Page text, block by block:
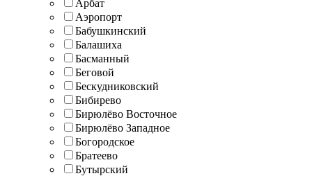
Арбат
Аэропорт
Бабушкинский
Балашиха
Басманный
Беговой
Бескудниковский
Бибирево
Бирюлёво Восточное
Бирюлёво Западное
Богородское
Братеево
Бутырский